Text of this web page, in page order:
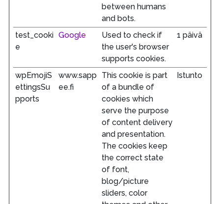
between humans
and bots.
test_cooki
e
Google
Used to check if
the user's browser
supports cookies.
1 päivä
wpEmojiS
ettingsSu
pports
www.sapp
ee.fi
This cookie is part
of a bundle of
cookies which
serve the purpose
of content delivery
and presentation.
The cookies keep
the correct state
of font,
blog/picture
sliders, color
Istunto